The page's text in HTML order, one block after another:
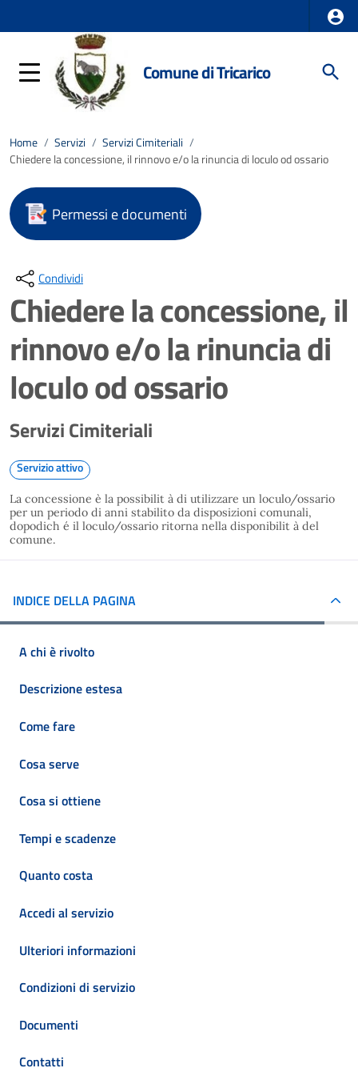
Comune di Tricarico
Home / Servizi / Servizi Cimiteriali /
Chiedere la concessione, il rinnovo e/o la rinuncia di loculo od ossario
Permessi e documenti
Condividi
Chiedere la concessione, il
rinnovo e/o la rinuncia di
loculo od ossario
Servizi Cimiteriali
Servizio attivo
La concessione è la possibilit à di utilizzare un loculo/ossario
per un periodo di anni stabilito da disposizioni comunali,
dopodich é il loculo/ossario ritorna nella disponibilit à del
comune.
INDICE DELLA PAGINA
A chi è rivolto
Descrizione estesa
Come fare
Cosa serve
Cosa si ottiene
Tempi e scadenze
Quanto costa
Accedi al servizio
Ulteriori informazioni
Condizioni di servizio
Documenti
Contatti